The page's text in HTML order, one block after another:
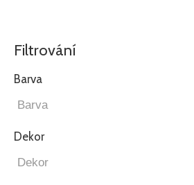
Filtrování
Barva
Dekor